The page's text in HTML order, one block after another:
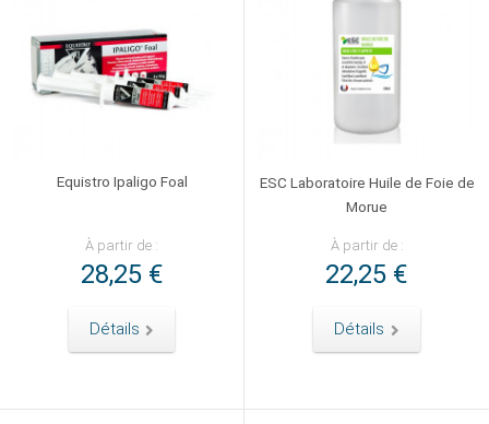
Equistro Ipaligo Foal
À partir de :
28,25 €
Détails
ESC Laboratoire Huile de Foie de
Morue
À partir de :
22,25 €
Détails